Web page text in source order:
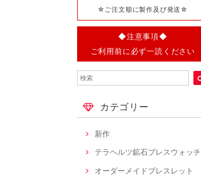
☆ご注文順に製作及び発送☆
◆注意事項◆
ご利用前に必ず一読ください
カテゴリー
新作
テラヘルツ鉱石ブレスウォッチ
オーダーメイドブレスレット